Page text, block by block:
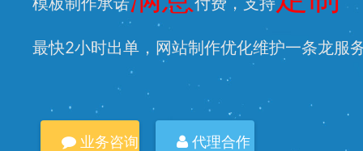
最快2小时出单，网站制作优化维护一条龙服
业务咨询 代理合作